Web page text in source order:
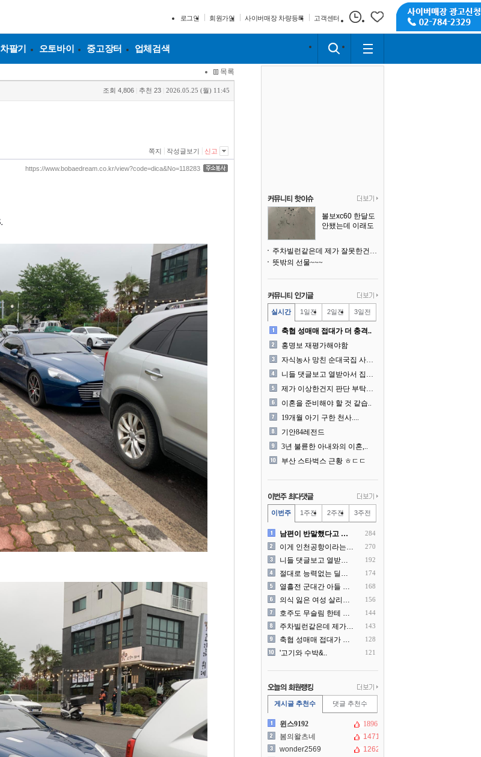
로그인 회원가입 사이버매장 차량등록 고객센터
팔기 오토바이 중고장터 업체검색
목록
조회 4,806 추천 23 2026.05.25 (월) 11:45
쪽지 작성글보기 신고
https://www.bobaedream.co.kr/view?code=dica&No=118283
볼보xc60 한달도
안됐는데 이래도
주차빌런같은데 제가 잘못한건가요
뜻밖의 선물~~~
실시간 1일전 2일전 3일전
축협 성매매 접대가 더 충격..
홍명보 재평가해야함
자식농사 망친 순대국집 사장..
니들 댓글보고 열받아서 집구..
제가 이상한건지 판단 부탁드..
이혼을 준비해야 할 것 같습..
19개월 아기 구한 천사....
기안84레전드
3년 불륜한 아내와의 이혼,..
부산 스타벅스 근황 ㅎㄷㄷ
이번주 1주전 2주전 3주전
남편이 반말했다고 똑같이 반.. 284
이게 인천공항이라는게 믿겨지.. 270
니들 댓글보고 열받아서 집구.. 192
절대로 능력없는 딜러를 쓰지.. 174
열흘전 군대간 아들 소포(가.. 168
의식 잃은 여성 살리려다 성.. 156
호주도 무슬림 한테 점령 당.. 144
주차빌런같은데 제가 잘못한건.. 143
축협 성매매 접대가 더 충격.. 128
'고기와 수박&.. 121
게시글 추천수 댓글 추천수
윈스9192
1896
봄의왈츠네
1471
wonder2569
1262